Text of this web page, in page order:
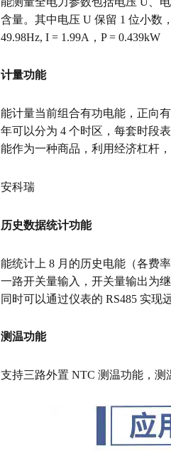
含量。其中电压 U 保留 1 位小数
49.98Hz, I = 1.99A，P = 0.439kW
计量功能
能计量当前组合有功电能，正向
年可以分为 4 个时区，每套时段
能作为一种商品，利用经济杠杆
安科瑞
历史数据统计功能
能统计上 8 月的历史电能（各费
一路开关量输入，开关量输出为
同时可以通过仪表的 RS485 实现
测温功能
支持三路外置 NTC 测温功能，测